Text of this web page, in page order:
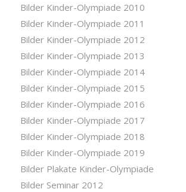
Bilder Kinder-Olympiade 2010
Bilder Kinder-Olympiade 2011
Bilder Kinder-Olympiade 2012
Bilder Kinder-Olympiade 2013
Bilder Kinder-Olympiade 2014
Bilder Kinder-Olympiade 2015
Bilder Kinder-Olympiade 2016
Bilder Kinder-Olympiade 2017
Bilder Kinder-Olympiade 2018
Bilder Kinder-Olympiade 2019
Bilder Plakate Kinder-Olympiade
Bilder Seminar 2012